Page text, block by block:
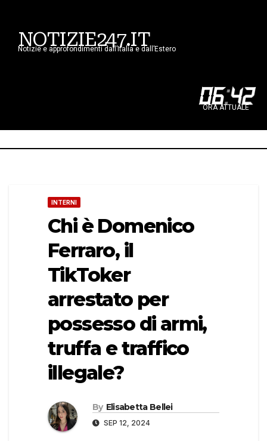
NOTIZIE247.IT
Notizie e approfondimenti dall’Italia e dall’Estero
06:42
ORA ATTUALE
INTERNI
Chi è Domenico
Ferraro, il
TikToker
arrestato per
possesso di armi,
truffa e traffico
illegale?
By Elisabetta Bellei
SEP 12, 2024